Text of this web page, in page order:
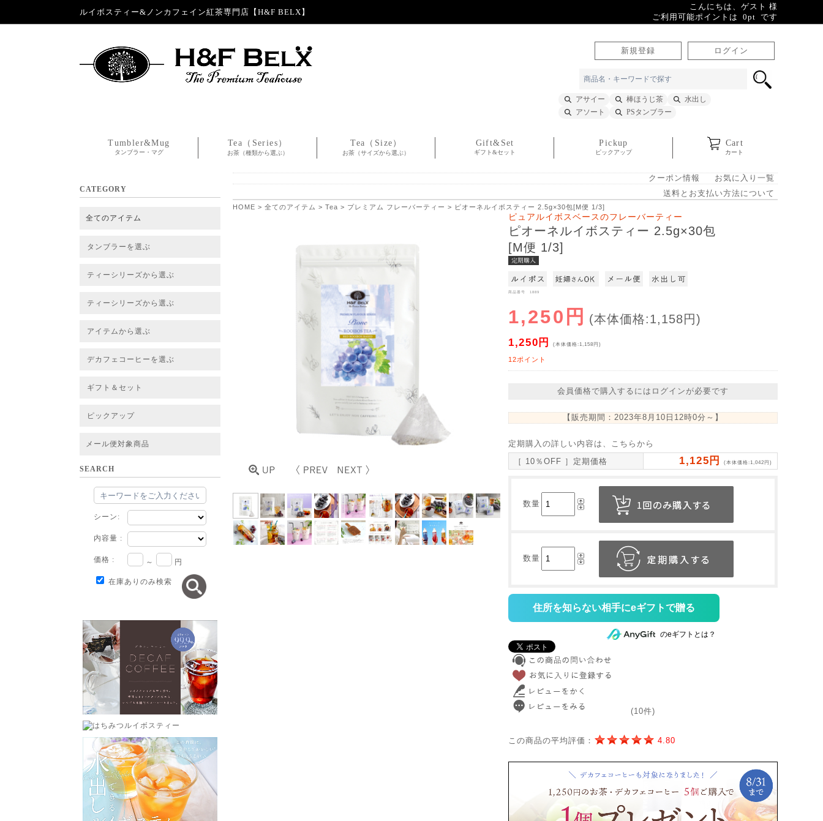
ルイボスティー&ノンカフェイン紅茶専門店【H&F BELX】
こんにちは、ゲスト 様
ご利用可能ポイントは 0pt です
新規登録 ログイン
アサイー 棒ほうじ茶
水出し
アソート
PSタンブラー
Tumbler&Mug
タンブラー・マグ
Tea（Series）
お茶（種類から選ぶ）
Tea（Size）
お茶（サイズから選ぶ）
Gift&Set
ギフト&セット
Pickup
ピックアップ
Cart
カート
CATEGORY
全てのアイテム
タンブラーを選ぶ
ティーシリーズから選ぶ
ティーシリーズから選ぶ
アイテムから選ぶ
デカフェコーヒーを選ぶ
ギフト＆セット
ピックアップ
メール便対象商品
SEARCH
シーン:
内容量 :
価格 : ～ 円
在庫ありのみ検索
クーポン情報
お気に入り一覧
送料とお支払い方法について
HOME > 全てのアイテム > Tea > プレミアム フレーバーティー > ピオーネルイボスティー 2.5g×30包[M便 1/3]
ピュアルイボスベースのフレーバーティー
ピオーネルイボスティー 2.5g×30包
[M便 1/3]
商品番号 1889
1,250円 (本体価格:1,158円)
1,250円 (本体価格:1,158円)
12ポイント
会員価格で購入するにはログインが必要です
【販売期間： 2023年8月10日12時0分 ～】
定期購入の詳しい内容は、こちらから
［ 10％OFF ］定期価格
1,125円 (本体価格:1,042円)
数量
数量
住所を知らない相手にeギフトで贈る
のeギフトとは？
(10件)
この商品の平均評価： 4.80